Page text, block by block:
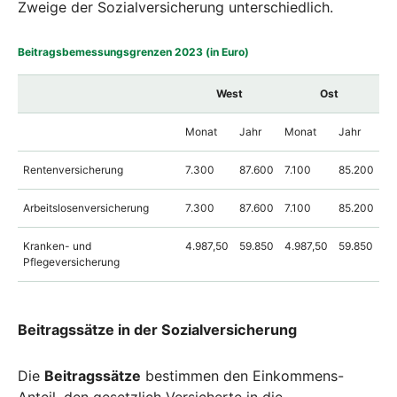
Zweige der Sozialversicherung unterschiedlich.
Beitragsbemessungsgrenzen 2023 (in Euro)
West Ost
Monat Jahr Monat Jahr
Rentenversicherung 7.300 87.600 7.100 85.200
Arbeitslosenversicherung 7.300 87.600 7.100 85.200
Kranken- und
Pflegeversicherung
4.987,50 59.850 4.987,50 59.850
Beitragssätze in der Sozialversicherung
Die Beitragssätze bestimmen den Einkommens-